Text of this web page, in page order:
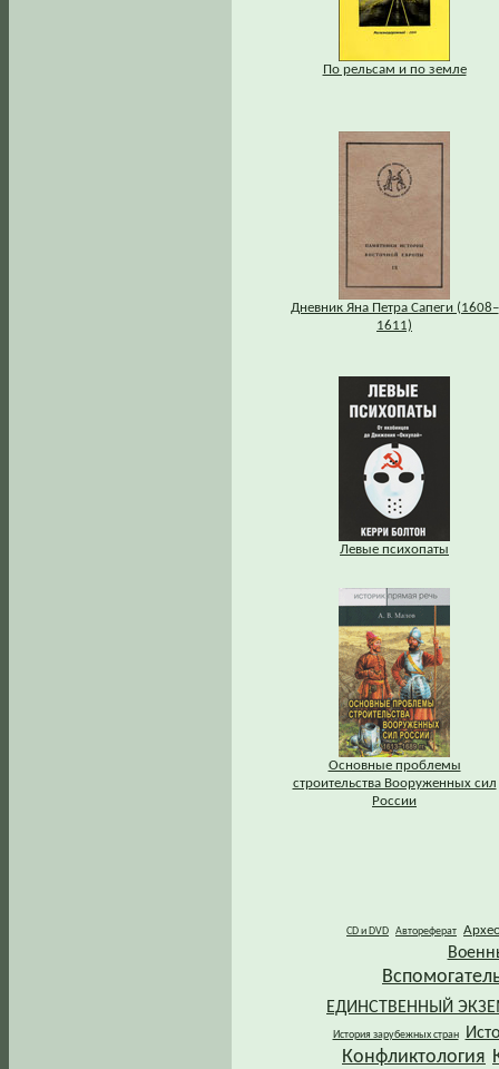
По рельсам и по земле
Дневник Яна Петра Сапеги (1608–
1611)
Левые психопаты
Основные проблемы
строительства Вооруженных сил
России
CD и DVD Автореферат
ЕДИНСТВЕННЫЙ
История зарубежных стран
Конфликтология